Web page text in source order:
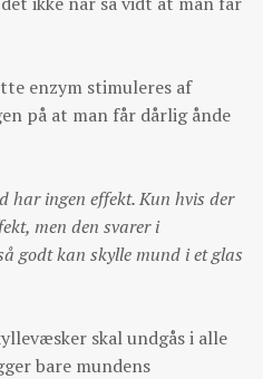
enzym stimuleres af
på at man får dårlig ånde
har ingen effekt. Kun hvis der
men den svarer i
godt kan skylle mund i et glas
skal undgås i alle
bare mundens